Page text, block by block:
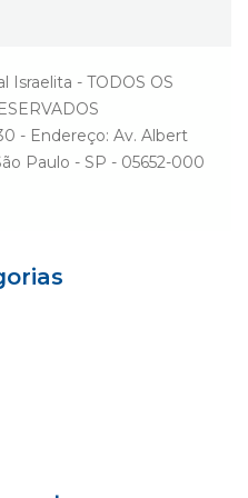
Israelita - TODOS OS
- Endereço: Av. Albert
Paulo - SP - 05652-000